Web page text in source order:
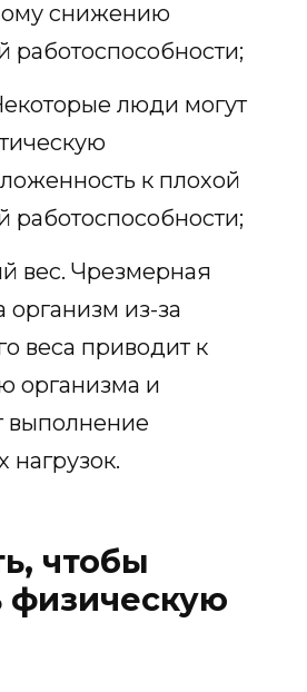
снижению
работоспособности;
люди могут
к плохой
работоспособности;
вес. Чрезмерная
организм из-за
веса приводит к
организма и
выполнение
нагрузок.
чтобы
физическую